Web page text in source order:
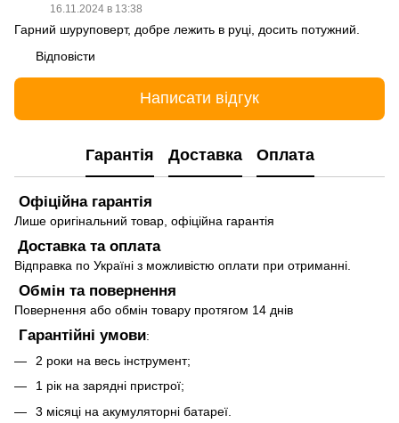
16.11.2024 в 13:38
Гарний шуруповерт, добре лежить в руці, досить потужний.
Відповісти
Написати відгук
Гарантія Доставка Оплата
Офіційна гарантія
Лише оригінальний товар, офіційна гарантія
Доставка та оплата
Відправка по Україні з можливістю оплати при отриманні.
Обмін та повернення
Повернення або обмін товару протягом 14 днів
Гарантійні умови:
2 роки на весь інструмент;
1 рік на зарядні пристрої;
3 місяці на акумуляторні батареї.